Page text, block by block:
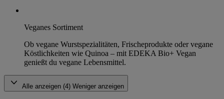
Veganes Sortiment
Ob vegane Wurstspezialitäten, Frischeprodukte oder vegane
Köstlichkeiten wie Quinoa – mit EDEKA Bio+ Vegan
genießt du vegane Lebensmittel.
Alle anzeigen (4) Weniger anzeigen